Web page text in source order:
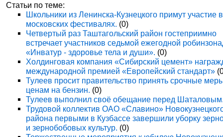
Статьи по теме:
Школьники из Ленинска-Кузнецкого примут участие в
московских фестивалях. (0)
Четвертый раз Таштагольский район гостеприимно
встречает участников седьмой ежегодной
«Инватур - здоровье тела и души». (0)
Холдинговая компания «Сибирский цемент»
международной премией «Европейский стандарт»
Тулеев просит правительство принять срочные
ценам на бензин. (0)
Тулеев выполнил своё обещание перед
Трудовой коллектив ОАО «Славино»
района первыми в Кузбассе завершили уборку
и зернобобовых культур. (0)